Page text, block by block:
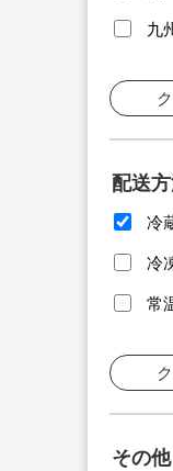
九
配送
冷
冷
常
その他